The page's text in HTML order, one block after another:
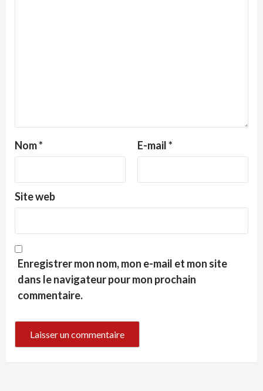
Nom* E-mail*
Site web
Enregistrer mon nom, mon e-mail et mon site
dans le navigateur pour mon prochain
commentaire.